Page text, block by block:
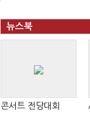
뉴스북
콘서트 전당대회